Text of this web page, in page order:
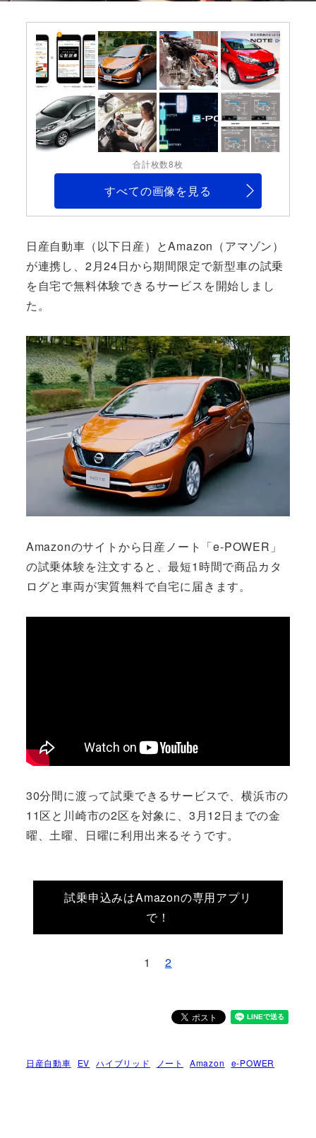
合計枚数8枚
すべての画像を見る
日産自動車（以下日産）とAmazon（アマゾン）
が連携し、2月24日から期間限定で新型車の試乗
を自宅で無料体験できるサービスを開始しまし
た。
Amazonのサイトから日産ノート「e-POWER」
の試乗体験を注文すると、最短1時間で商品カタ
ログと車両が実質無料で自宅に届きます。
30分間に渡って試乗できるサービスで、横浜市の
11区と川崎市の2区を対象に、3月12日までの金
曜、土曜、日曜に利用出来るそうです。
試乗申込みはAmazonの専用アプリ
で！
1 2
日産自動車 EV ハイブリッド ノート Amazon e-POWER